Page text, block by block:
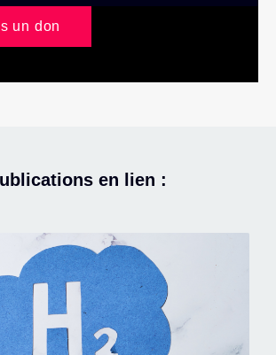
un don
en lien :